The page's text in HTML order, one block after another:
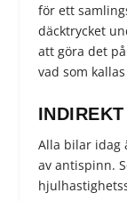
för ett
däcktrycket
att göra det
vad som
Alla bilar idag
av antispinn.